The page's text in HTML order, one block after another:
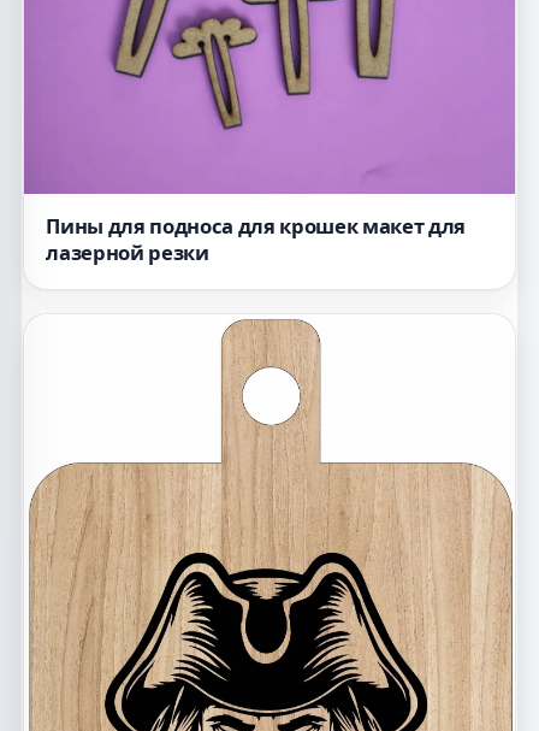
Пины для подноса для крошек макет для
лазерной резки